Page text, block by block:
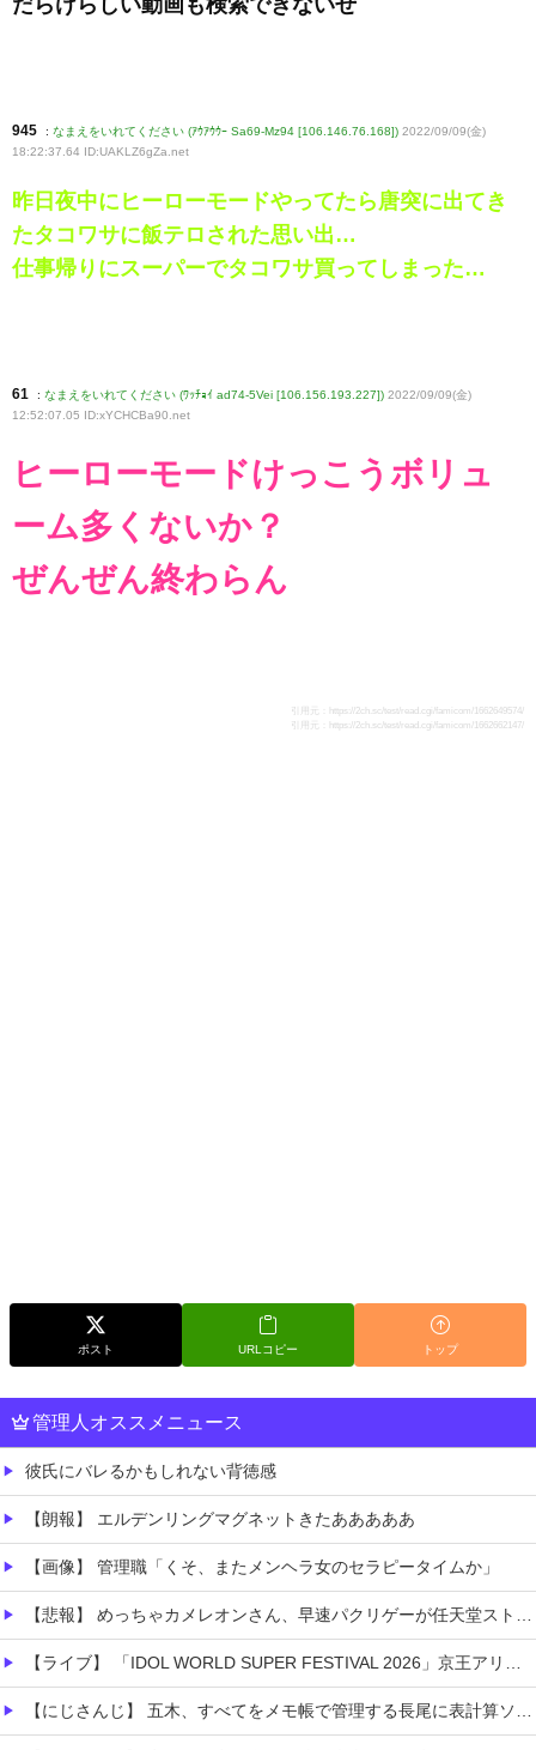
945 : なまえをいれてください (ｱｳｱｳｳｰ Sa69-Mz94 [106.146.76.168]) 2022/09/09(金)
18:22:37.64 ID:UAKLZ6gZa .net
昨日夜中にヒーローモードやってたら唐突に出てき
たタコワサに飯テロされた思い出…
仕事帰りにスーパーでタコワサ買ってしまった…
61 : なまえをいれてください (ﾜｯﾁｮｲ ad74-5Vei [106.156.193.227]) 2022/09/09(金)
12:52:07.05 ID:xYCHCBa90 .net
ヒーローモードけっこうボリュ
ーム多くないか？
ぜんぜん終わらん
引用元：
https://2ch.sc/test/read.cgi/famicom/1662649574/
引用元：
https://2ch.sc/test/read.cgi/famicom/1662662147/
ポスト URLコピー トップ
管理人オススメニュース
彼氏にバレるかもしれない背徳感
【朗報】 エルデンリングマグネットきたあああああ
【画像】 管理職「くそ、またメンヘラ女のセラピータイムか」
【悲報】 めっちゃカメレオンさん、早速パクリゲーが任天堂ストアに登場してしまう……
【ライブ】 「IDOL WORLD SUPER FESTIVAL 2026」京王アリーナTOKYO開催決定
【にじさんじ】 五木、すべてをメモ帳で管理する長尾に表計算ソフトを布教へ『企画趣旨でもう草生える』【8/6(木)20:00】